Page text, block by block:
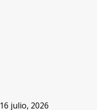
16 julio, 2026